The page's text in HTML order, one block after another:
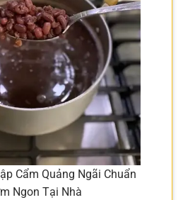
Cẩm Quảng Ngãi Chuẩn
Ngon Tại Nhà